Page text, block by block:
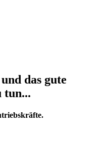
das gute
tun...